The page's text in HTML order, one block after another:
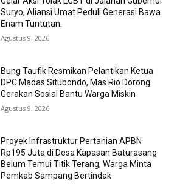
Suryo, Aliansi Umat Peduli Generasi Bawa
Enam Tuntutan.
Agustus 9, 2026
Bung Taufik Resmikan Pelantikan Ketua
DPC Madas Situbondo, Mas Rio Dorong
Gerakan Sosial Bantu Warga Miskin
Agustus 9, 2026
Proyek Infrastruktur Pertanian APBN
Rp195 Juta di Desa Kapasan Baturasang
Belum Temui Titik Terang, Warga Minta
Pemkab Sampang Bertindak